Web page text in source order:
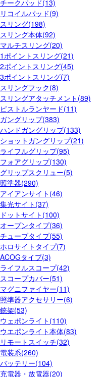
チークパッド(13)
リコイルパッド(9)
スリング(198)
スリング本体(92)
マルチスリング(20)
1ポイントスリング(21)
2ポイントスリング(45)
3ポイントスリング(7)
スリングフック(8)
スリングアタッチメント(89)
ピストルランヤード(11)
ガングリップ(383)
ハンドガングリップ(133)
ショットガングリップ(21)
ライフルグリップ(95)
フォアグリップ(130)
グリップスクリュー(5)
照準器(290)
アイアンサイト(46)
集光サイト(37)
ドットサイト(100)
オープンタイプ(36)
チューブタイプ(55)
ホロサイトタイプ(7)
ACOGタイプ(3)
ライフルスコープ(42)
スコープカバー(51)
マグニファイヤー(11)
照準器アクセサリー(6)
銃架(53)
ウェポンライト(110)
ウエポンライト本体(83)
リモートスイッチ(32)
電装系(260)
バッテリー(104)
充電器・放電器(20)